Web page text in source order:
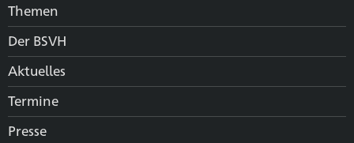
Themen
Der BSVH
Aktuelles
Termine
Presse